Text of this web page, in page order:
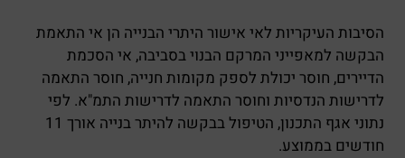
הסיבות העיקריות לאי אישור היתרי הבנייה הן אי התאמת
הבקשה למאפייני המרקם הבנוי בסביבה, אי הסכמת
הדיירים, חוסר יכולת לספק מקומות חנייה, חוסר התאמה
לדרישות הנדסיות וחוסר התאמה לדרישות התמ"א. לפי
נתוני אגף התכנון, הטיפול בבקשה להיתר בנייה אורך 11
חודשים בממוצע.